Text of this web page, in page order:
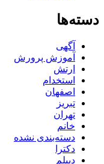
دسته‌ها
آگهی
آموزش پرورش
ارتش
استخدام
اصفهان
تبریز
تهران
خانم
دسته‌بندی نشده
دکترا
دیپلم